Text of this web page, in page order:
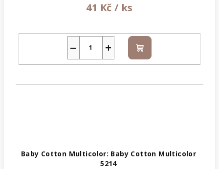
41 Kč / ks
+
− Do
košíku
Baby Cotton Multicolor: Baby Cotton Multicolor
5214